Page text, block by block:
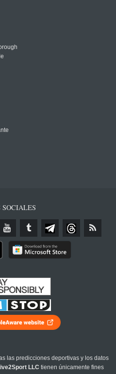
SOCIALES
las predicciones deportivas y los datos
LLC tienen únicamente fines